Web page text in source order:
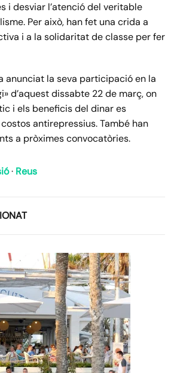
i desviar l’atenció del veritable
Per això, han fet una crida a
i a la solidaritat de classe per fer
anunciat la seva participació en la
d’aquest dissabte 22 de març, on
i els beneficis del dinar es
antirepressius. També han
a pròximes convocatòries.
· Reus